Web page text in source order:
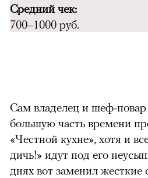
Средний чек:
700–1000 руб.
00:00 /00:00
Сам владелец и шеф-
большую часть времени
«Честной кухне», хотя и
дичь!» идут под его
днях вот заменил жесткие